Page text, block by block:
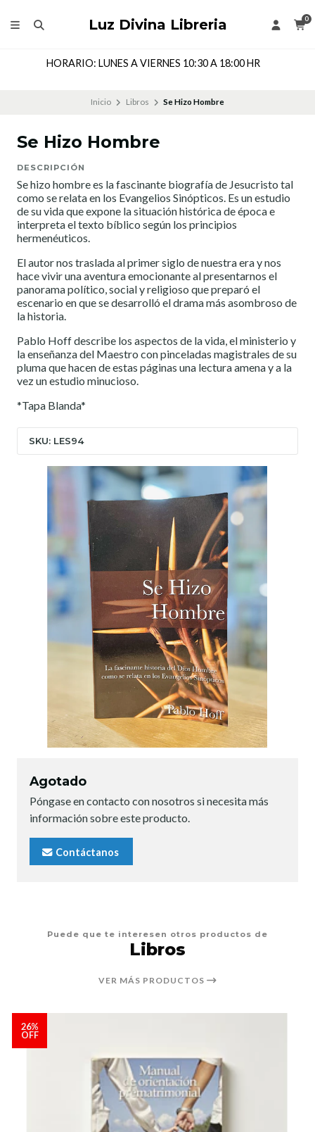
Luz Divina Libreria 0
HORARIO: LUNES A VIERNES 10:30 A 18:00 HR
Inicio Libros Se Hizo Hombre
Se Hizo Hombre
DESCRIPCIÓN
Se hizo hombre es la fascinante biografía de Jesucristo tal
como se relata en los Evangelios Sinópticos. Es un estudio
de su vida que expone la situación histórica de época e
interpreta el texto bíblico según los principios
hermenéuticos.
El autor nos traslada al primer siglo de nuestra era y nos
hace vivir una aventura emocionante al presentarnos el
panorama político, social y religioso que preparó el
escenario en que se desarrolló el drama más asombroso de
la historia.
Pablo Hoff describe los aspectos de la vida, el ministerio y
la enseñanza del Maestro con pinceladas magistrales de su
pluma que hacen de estas páginas una lectura amena y a la
vez un estudio minucioso.
*Tapa Blanda*
SKU: LES94
Agotado
Póngase en contacto con nosotros si necesita más
información sobre este producto.
Contáctanos
Puede que te interesen otros productos de
Libros
VER MÁS PRODUCTOS
26%
OFF